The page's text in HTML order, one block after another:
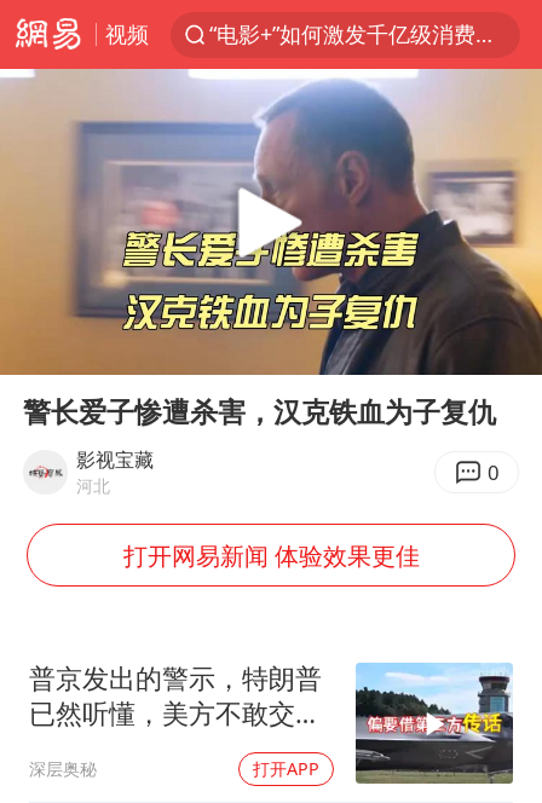
视频
“电影+”如何激发千亿级消费新活力？
名创优品回应女子吐槽内裤质量差
中巨芯：上半年归母净利润1405.77万元
四川宜宾市高县4.9级地震致1人死亡
U17国足点球大战淘汰河床晋级决赛
百花奖开幕式
国乒男单横滨冠军赛全军覆没
东航：国内客票提前14天免费退改
38岁演员求职万岁山NPC成功
“今天得有40℃了吧 为啥还不预警”
Play
警长爱子惨遭杀害，汉克铁血为子复仇
影视宝藏
河北 0
打开网易新闻 体验效果更佳
普京发出的警示，特朗普
已然听懂，美方不敢交出
深层奥秘 打开APP